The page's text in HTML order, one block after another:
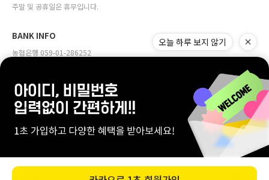
주말 및 공휴일은 휴무입니다.
BANK INFO
농협은행 059-01-286252
company:주식회사 다원물산 | owner:정근용
Address:서울특별시 마포구 월드컵로 31, 4층(합정동, 오벨리움빌딩)
Online sales license:서대문구청 제2002-00028호
Business license:111-81-29892[사업자번호확인]
Copyrightⓒ바자르몰.co.kr.inc all right reserved
오늘 하루 보지 않기